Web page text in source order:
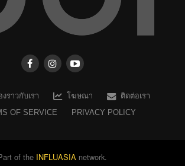
ราวกับเรา โฆษณา
ติดต่อเรา
OF SERVICE
PRIVACY POLICY
of the INFLUASIA network.